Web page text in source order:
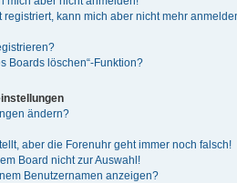
registriert, kann mich aber nicht mehr
Boards löschen“-Funktion?
ändern?
aber die Forenuhr geht immer noch falsch!
Board nicht zur Auswahl!
Benutzernamen anzeigen?